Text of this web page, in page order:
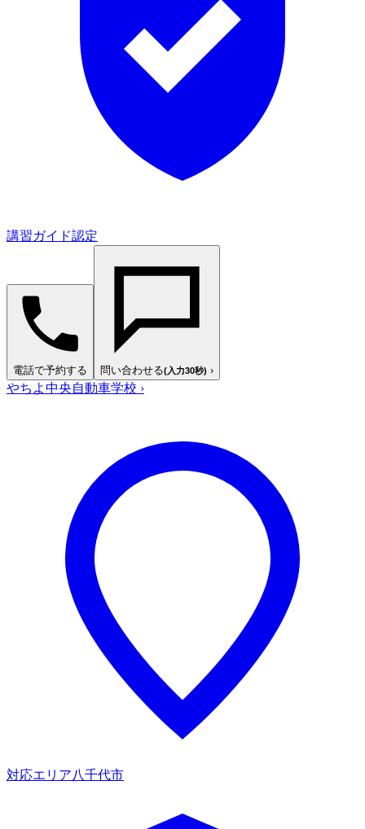
講習ガイド認定
電話で予約する 問い合わせる(入力30秒) ›
やちよ中央自動車学校 ›
対応エリア八千代市